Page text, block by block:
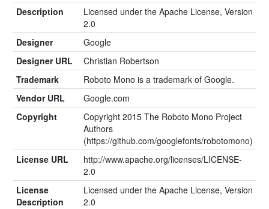
Description
Licensed under the Apache License, Version
2.0
Designer
Google
Designer URL
Christian Robertson
Trademark
Roboto Mono is a trademark of Google.
Vendor URL
Google.com
Copyright
Copyright 2015 The Roboto Mono Project
Authors
(https://github.com/googlefonts/robotomono)
License URL
http://www.apache.org/licenses/LICENSE-
2.0
License
Description
Licensed under the Apache License, Version
2.0